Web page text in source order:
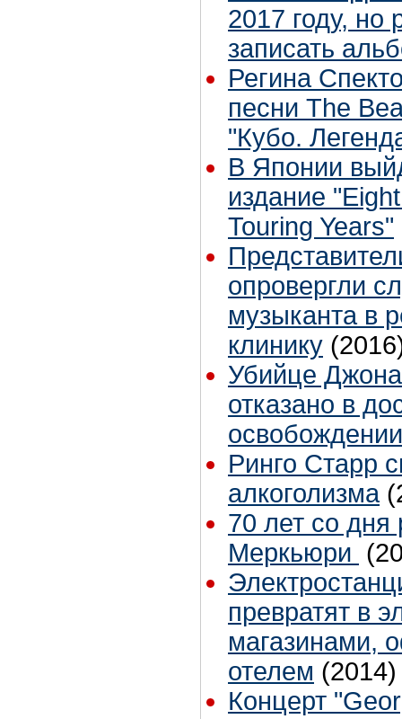
2017 году, но
записать
Регина
песни The
"Кубо.
В Японии
издание
Touring Years"
опровергли
музыканта в
клинику
Убийце
отказано в
освобождении
Ринго Старр
алкоголизма
70 лет со
Меркьюри
превратят в
магазинами,
отелем (2014)
Концерт